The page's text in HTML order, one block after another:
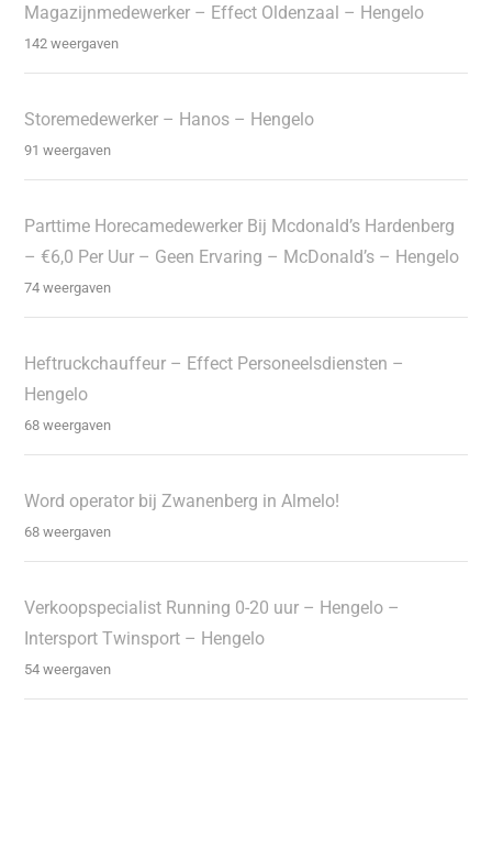
Magazijnmedewerker – Effect Oldenzaal – Hengelo
142 weergaven
Storemedewerker – Hanos – Hengelo
91 weergaven
Parttime Horecamedewerker Bij Mcdonald’s Hardenberg
– €6,0 Per Uur – Geen Ervaring – McDonald’s – Hengelo
74 weergaven
Heftruckchauffeur – Effect Personeelsdiensten –
Hengelo
68 weergaven
Word operator bij Zwanenberg in Almelo!
68 weergaven
Verkoopspecialist Running 0-20 uur – Hengelo –
Intersport Twinsport – Hengelo
54 weergaven